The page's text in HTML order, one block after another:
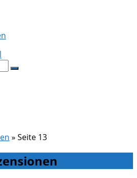
» Seite 13